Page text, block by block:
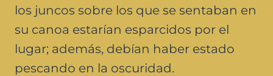
los juncos sobre los que se sentaban en
su canoa estarían esparcidos por el
lugar; además, debían haber estado
pescando en la oscuridad.